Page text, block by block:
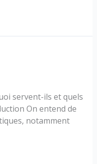
servent-ils et quels
On entend de
notamment